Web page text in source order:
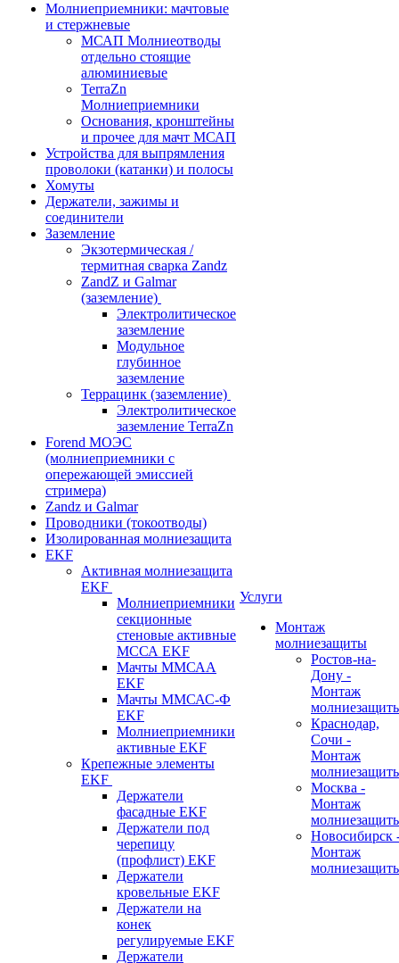
Молниеприемники: мачтовые
и стержневые
МСАП Молниеотводы
отдельно стоящие
алюминиевые
TerraZn
Молниеприемники
Основания, кронштейны
и прочее для мачт МСАП
Устройства для выпрямления
проволоки (катанки) и полосы
Хомуты
Держатели, зажимы и
соединители
Заземление
Экзотермическая /
термитная сварка Zandz
ZandZ и Galmar
(заземление)
Электролитическое
заземление
Модульное
глубинное
заземление
Террацинк (заземление)
Электролитическое
заземление TerraZn
Forend МОЭС
(молниеприемники с
опережающей эмиссией
стримера)
Zandz и Galmar
Проводники (токоотводы)
Изолированная молниезащита
EKF
Активная молниезащита
EKF
Молниеприемники
секционные
стеновые активные
МССА EKF
Мачты ММСАА
EKF
Мачты ММСАС-Ф
EKF
Молниеприемники
активные EKF
Крепежные элементы
EKF
Держатели
фасадные EKF
Держатели под
черепицу
(профлист) EKF
Держатели
кровельные EKF
Держатели на
конек
регулируемые EKF
Держатели
Услуги
Монтаж
молниезащиты
Ростов-на-
Дону -
Монтаж
Краснодар,
Сочи -
Монтаж
Москва -
Монтаж
Новосибирск
Монтаж